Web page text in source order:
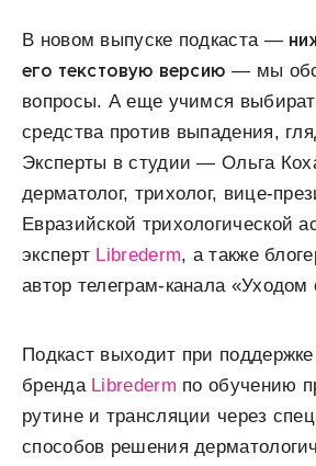
В новом выпуске подкаста —
его текстовую версию — мы
вопросы. А еще учимся
средства против выпадения,
Эксперты в студии — Ольга
дерматолог, трихолог, вице-
Евразийской трихологической
эксперт Librederm, а также
автор телеграм-канала
Подкаст выходит при
бренда Librederm по обучению
рутине и трансляции через
способов решения